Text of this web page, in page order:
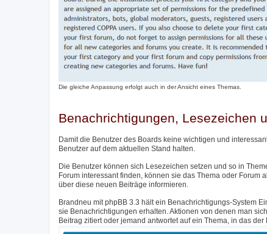
Die gleiche Anpassung erfolgt auch in der Ansicht eines Themas.
Benachrichtigungen, Lesezeichen
Damit die Benutzer des Boards keine wichtigen und
Benutzer auf dem aktuellen Stand halten.
Die Benutzer können sich Lesezeichen setzen und so in
Forum interessant finden, können sie das Thema oder
über diese neuen Beiträge informieren.
Brandneu mit phpBB 3.3 hält ein Benachrichtigungs-System
sie Benachrichtigungen erhalten. Aktionen von denen man
Beitrag zitiert oder jemand antwortet auf ein Thema, in das